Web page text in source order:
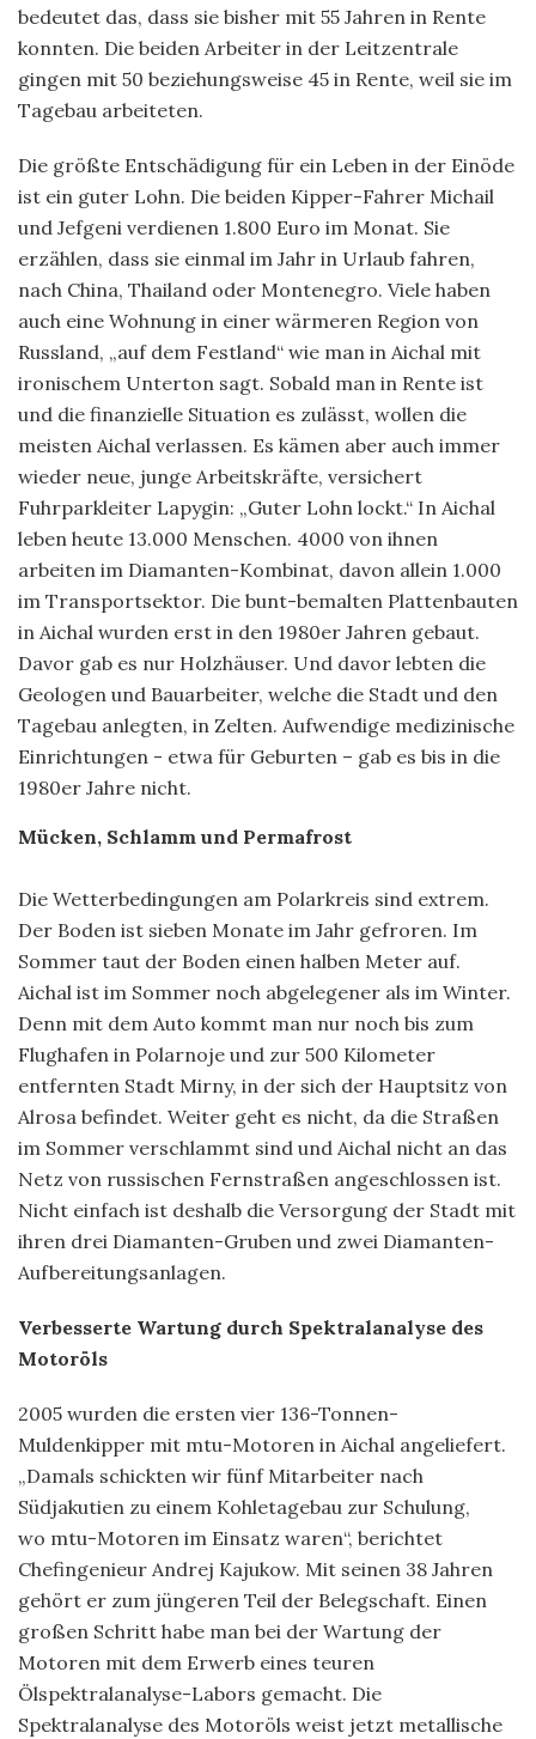
bedeutet das, dass sie bisher mit 55 Jahren in Rente
konnten. Die beiden Arbeiter in der Leitzentrale
gingen mit 50 beziehungsweise 45 in Rente, weil sie im
Tagebau arbeiteten.
Die größte Entschädigung für ein Leben in der Einöde
ist ein guter Lohn. Die beiden Kipper-Fahrer Michail
und Jefgeni verdienen 1.800 Euro im Monat. Sie
erzählen, dass sie einmal im Jahr in Urlaub fahren,
nach China, Thailand oder Montenegro. Viele haben
auch eine Wohnung in einer wärmeren Region von
Russland, „auf dem Festland“ wie man in Aichal mit
ironischem Unterton sagt. Sobald man in Rente ist
und die finanzielle Situation es zulässt, wollen die
meisten Aichal verlassen. Es kämen aber auch immer
wieder neue, junge Arbeitskräfte, versichert
Fuhrparkleiter Lapygin: „Guter Lohn lockt.“ In Aichal
leben heute 13.000 Menschen. 4000 von ihnen
arbeiten im Diamanten-Kombinat, davon allein 1.000
im Transportsektor. Die bunt-bemalten Plattenbauten
in Aichal wurden erst in den 1980er Jahren gebaut.
Davor gab es nur Holzhäuser. Und davor lebten die
Geologen und Bauarbeiter, welche die Stadt und den
Tagebau anlegten, in Zelten. Aufwendige medizinische
Einrichtungen - etwa für Geburten – gab es bis in die
1980er Jahre nicht.
Mücken, Schlamm und Permafrost
Die Wetterbedingungen am Polarkreis sind extrem.
Der Boden ist sieben Monate im Jahr gefroren. Im
Sommer taut der Boden einen halben Meter auf.
Aichal ist im Sommer noch abgelegener als im Winter.
Denn mit dem Auto kommt man nur noch bis zum
Flughafen in Polarnoje und zur 500 Kilometer
entfernten Stadt Mirny, in der sich der Hauptsitz von
Alrosa befindet. Weiter geht es nicht, da die Straßen
im Sommer verschlammt sind und Aichal nicht an das
Netz von russischen Fernstraßen angeschlossen ist.
Nicht einfach ist deshalb die Versorgung der Stadt mit
ihren drei Diamanten-Gruben und zwei Diamanten-
Aufbereitungsanlagen.
Verbesserte Wartung durch Spektralanalyse des
Motoröls
2005 wurden die ersten vier 136-Tonnen-
Muldenkipper mit mtu-Motoren in Aichal angeliefert.
„Damals schickten wir fünf Mitarbeiter nach
Südjakutien zu einem Kohletagebau zur Schulung,
wo mtu-Motoren im Einsatz waren“, berichtet
Chefingenieur Andrej Kajukow. Mit seinen 38 Jahren
gehört er zum jüngeren Teil der Belegschaft. Einen
großen Schritt habe man bei der Wartung der
Motoren mit dem Erwerb eines teuren
Ölspektralanalyse-Labors gemacht. Die
Spektralanalyse des Motoröls weist jetzt metallische